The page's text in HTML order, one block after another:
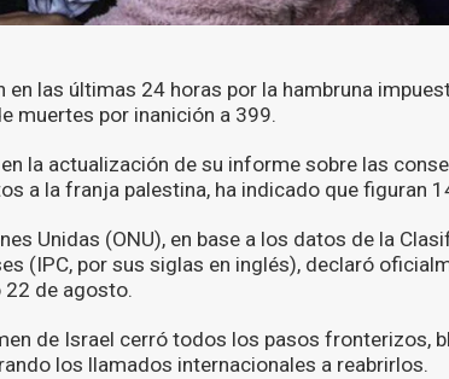
las últimas 24 horas por la hambruna
muertes por inanición a 399.
la actualización de su informe sobre las
a la franja palestina, ha indicado que figuran
Unidas (ONU), en base a los datos de la
(IPC, por sus siglas en inglés), declaró
22 de agosto.
de Israel cerró todos los pasos fronterizos,
los llamados internacionales a reabrirlos.